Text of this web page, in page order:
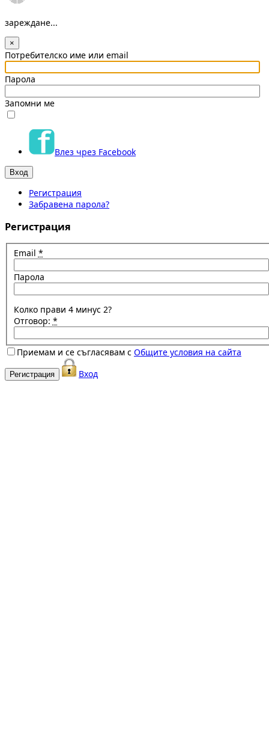
зареждане...
×
Потребителско име или email
Парола
Запомни ме
Влез чрез Facebook
Регистрация
Забравена парола?
Регистрация
Email *
Парола
Колко прави 4 минус 2?
Отговор: *
Приемам и се съгласявам с Общите условия на сайта
Вход